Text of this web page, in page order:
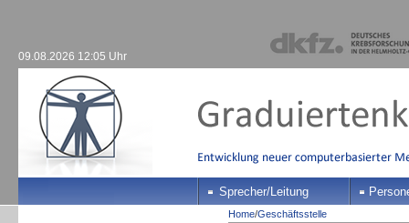
09.08.2026 12:05 Uhr
Sprecher/Leitung
Home/Geschäftsstelle